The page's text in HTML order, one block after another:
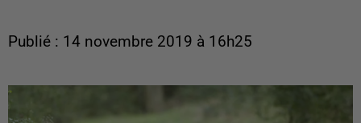
Publié : 14 novembre 2019 à 16h25